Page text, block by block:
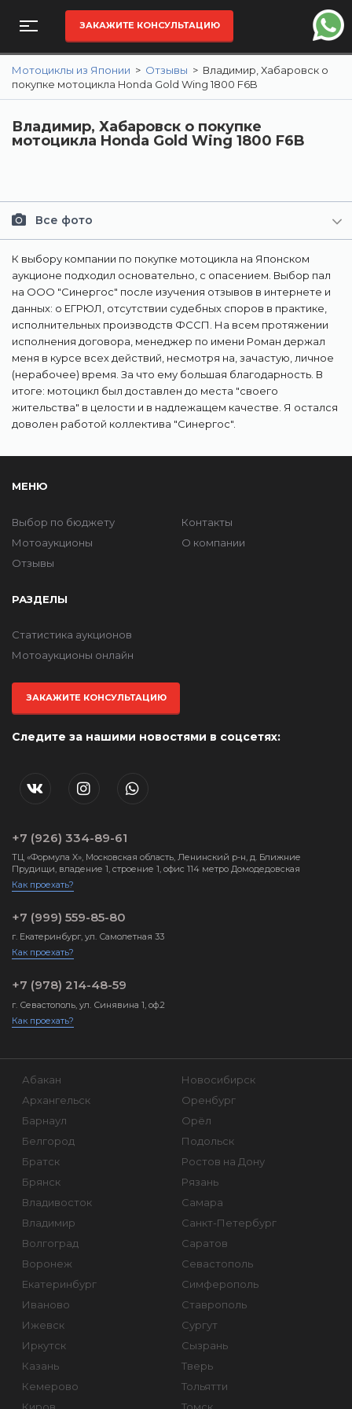
ЗАКАЖИТЕ КОНСУЛЬТАЦИЮ
Мотоциклы из Японии > Отзывы > Владимир, Хабаровск о
покупке мотоцикла Honda Gold Wing 1800 F6B
Владимир, Хабаровск о покупке
мотоцикла Honda Gold Wing 1800 F6B
Все фото
К выбору компании по покупке мотоцикла на Японском
аукционе подходил основательно, с опасением. Выбор пал
на ООО "Синергос" после изучения отзывов в интернете и
данных: о ЕГРЮЛ, отсутствии судебных споров в практике,
исполнительных производств ФССП. На всем протяжении
исполнения договора, менеджер по имени Роман держал
меня в курсе всех действий, несмотря на, зачастую, личное
(нерабочее) время. За что ему большая благодарность. В
итоге: мотоцикл был доставлен до места "своего
жительства" в целости и в надлежащем качестве. Я остался
доволен работой коллектива "Синергос".
МЕНЮ
Выбор по бюджету
Мотоаукционы
Отзывы
Контакты
О компании
РАЗДЕЛЫ
Статистика аукционов
Мотоаукционы онлайн
ЗАКАЖИТЕ КОНСУЛЬТАЦИЮ
Следите за нашими новостями в соцсетях:
+7 (926) 334-89-61
ТЦ «Формула X», Московская область, Ленинский р-н, д. Ближние
Прудищи, владение 1, строение 1, офис 114 метро Домодедовская
Как проехать?
+7 (999) 559-85-80
г. Екатеринбург, ул. Самолетная 33
Как проехать?
+7 (978) 214-48-59
г. Севастополь, ул. Синявина 1, оф.2
Как проехать?
Абакан
Архангельск
Барнаул
Белгород
Братск
Брянск
Владивосток
Владимир
Волгоград
Воронеж
Екатеринбург
Иваново
Ижевск
Иркутск
Казань
Кемерово
Киров
Новосибирск
Оренбург
Орёл
Подольск
Ростов на Дону
Рязань
Самара
Санкт-Петербург
Саратов
Севастополь
Симферополь
Ставрополь
Сургут
Сызрань
Тверь
Тольятти
Томск